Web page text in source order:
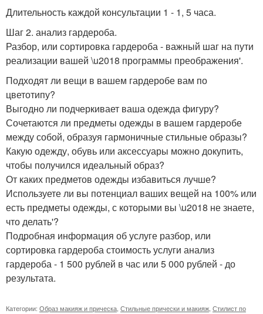
Длительность каждой консультации 1 - 1, 5 часа.
Шаг 2. анализ гардероба.
Разбор, или сортировка гардероба - важный шаг на пути
реализации вашей \u2018 программы преображения'.
Подходят ли вещи в вашем гардеробе вам по
цветотипу?
Выгодно ли подчеркивает ваша одежда фигуру?
Сочетаются ли предметы одежды в вашем гардеробе
между собой, образуя гармоничные стильные образы?
Какую одежду, обувь или аксессуары можно докупить,
чтобы получился идеальный образ?
От каких предметов одежды избавиться лучше?
Используете ли вы потенциал ваших вещей на 100% или
есть предметы одежды, с которыми вы \u2018 не знаете,
что делать'?
Подробная информация об услуге разбор, или
сортировка гардероба стоимость услуги анализ
гардероба - 1 500 рублей в час или 5 000 рублей - до
результата.
Категории: Образ макияж и прическа, Стильные прически и макияж, Стилист по